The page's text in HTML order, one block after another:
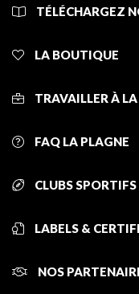
TÉLÉCHARGEZ
LA BOUTIQUE
TRAVAILLER À
FAQ LA PLAGNE
CLUBS SPORTIFS
LABELS &
NOS